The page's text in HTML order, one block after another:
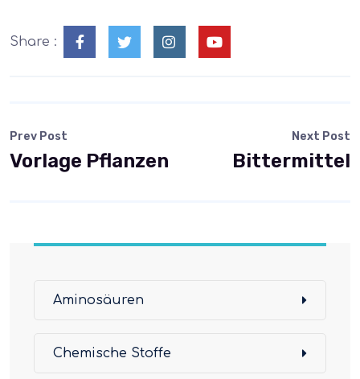
Share :
Prev Post
Vorlage Pflanzen
Next Post
Bittermittel
Aminosäuren
Chemische Stoffe